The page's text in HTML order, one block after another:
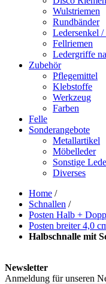
Wulstriemen
Rundbänder
Ledersenkel /
Fellriemen
Ledergriffe
Zubehör
Pflegemittel
Klebstoffe
Werkzeug
Farben
Felle
Sonderangebote
Metallartikel
Möbelleder
Sonstige
Diverses
Home /
Schnallen /
Posten Halb +
Posten breiter 4,0
Halbschnalle mit
Newsletter
Anmeldung für unseren